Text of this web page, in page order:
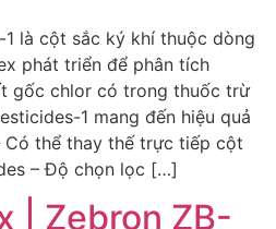
1 là cột sắc ký khí thuộc dòng
phát triển để phân tích
gốc chlor có trong thuốc trừ
1 mang đến hiệu quả
thể thay thế trực tiếp cột
– Độ chọn lọc […]
| Zebron ZB-